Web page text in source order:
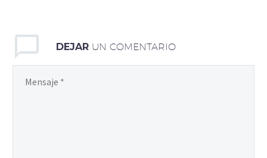
DEJAR UN COMENTARIO